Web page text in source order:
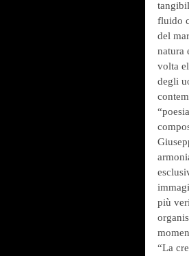
fluido
del
natura
volta
degli
più
“La